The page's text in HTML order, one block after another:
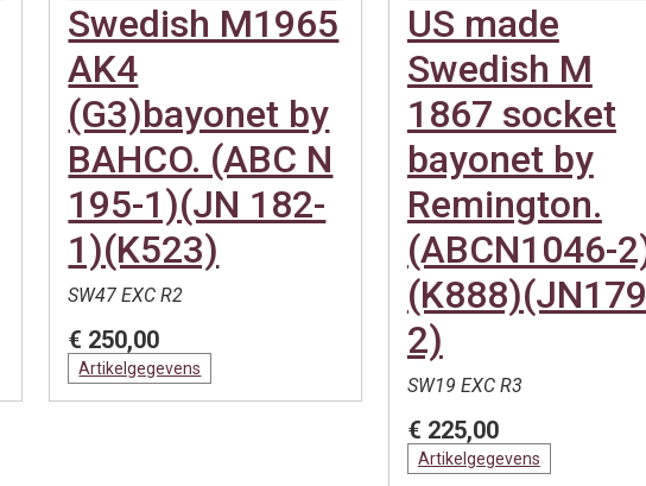
Swedish M1965
AK4
(G3)bayonet by
BAHCO. (ABC N
195-1)(JN 182-
1)(K523)
SW47 EXC R2
€ 250,00
Artikelgegevens
US made
Swedish M
1867 socket
bayonet by
Remington.
(ABCN1046-
2)
SW19 EXC R3
€ 225,00
Artikelgegevens